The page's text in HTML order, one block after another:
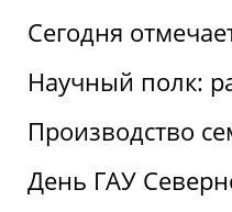
Сегодня
Научный полк:
Производство
День ГАУ